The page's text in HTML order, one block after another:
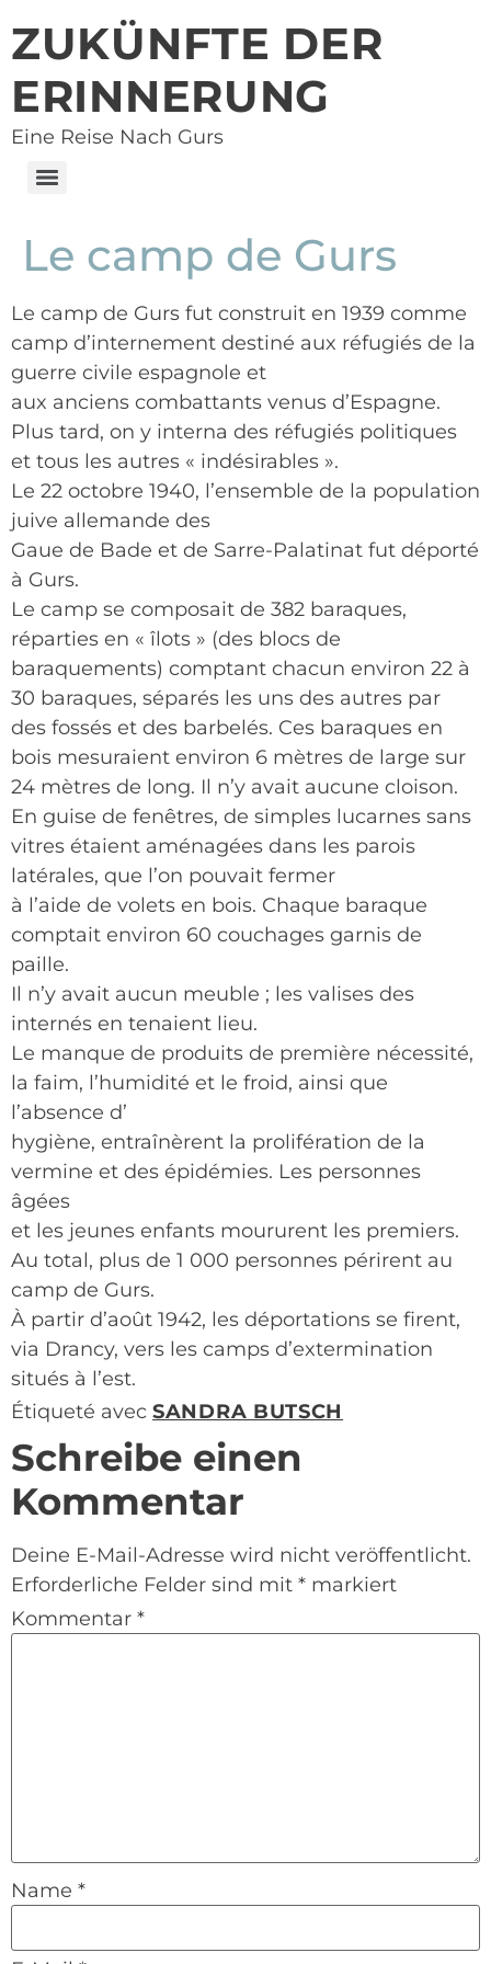
ZUKÜNFTE DER
ERINNERUNG
Eine Reise Nach Gurs
Le camp de Gurs
Le camp de Gurs fut construit en 1939 comme
camp d’internement destiné aux réfugiés de la
guerre civile espagnole et
aux anciens combattants venus d’Espagne.
Plus tard, on y interna des réfugiés politiques
et tous les autres « indésirables ».
Le 22 octobre 1940, l’ensemble de la population
juive allemande des
Gaue de Bade et de Sarre-Palatinat fut déporté
à Gurs.
Le camp se composait de 382 baraques,
réparties en « îlots » (des blocs de
baraquements) comptant chacun environ 22 à
30 baraques, séparés les uns des autres par
des fossés et des barbelés. Ces baraques en
bois mesuraient environ 6 mètres de large sur
24 mètres de long. Il n’y avait aucune cloison.
En guise de fenêtres, de simples lucarnes sans
vitres étaient aménagées dans les parois
latérales, que l’on pouvait fermer
à l’aide de volets en bois. Chaque baraque
comptait environ 60 couchages garnis de
paille.
Il n’y avait aucun meuble ; les valises des
internés en tenaient lieu.
Le manque de produits de première nécessité,
la faim, l’humidité et le froid, ainsi que
l’absence d’
hygiène, entraînèrent la prolifération de la
vermine et des épidémies. Les personnes
âgées
et les jeunes enfants moururent les premiers.
Au total, plus de 1 000 personnes périrent au
camp de Gurs.
À partir d’août 1942, les déportations se firent,
via Drancy, vers les camps d’extermination
situés à l’est.
Étiqueté avec SANDRA BUTSCH
Schreibe einen
Kommentar
Deine E-Mail-Adresse wird nicht veröffentlicht.
Erforderliche Felder sind mit * markiert
Kommentar *
Name *